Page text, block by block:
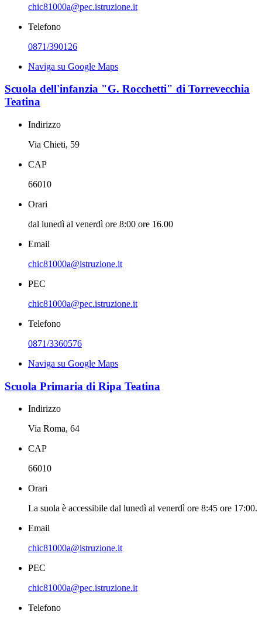
chic81000a@pec.istruzione.it
Telefono
0871/390126
Naviga su Google Maps
Scuola dell'infanzia "G. Rocchetti" di Torrevecchia
Teatina
Indirizzo
Via Chieti, 59
CAP
66010
Orari
dal lunedì al venerdì ore 8:00 ore 16.00
Email
chic81000a@istruzione.it
PEC
chic81000a@pec.istruzione.it
Telefono
0871/3360576
Naviga su Google Maps
Scuola Primaria di Ripa Teatina
Indirizzo
Via Roma, 64
CAP
66010
Orari
La suola è accessibile dal lunedì al venerdì ore 8:45 ore 17:00.
Email
chic81000a@istruzione.it
PEC
chic81000a@pec.istruzione.it
Telefono